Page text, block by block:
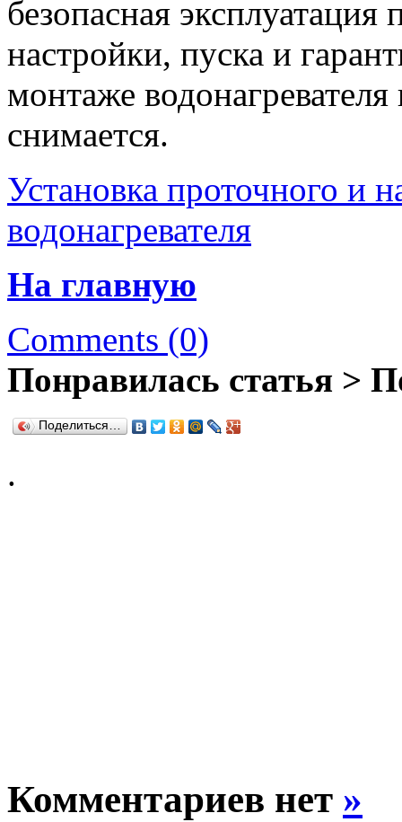
безопасная эксплуатация
настройки, пуска и
монтаже
снимается.
Установка проточного и
водонагревателя
На главную
Comments (0)
Понравилась статья >
Поделиться…
.
Комментариев нет »